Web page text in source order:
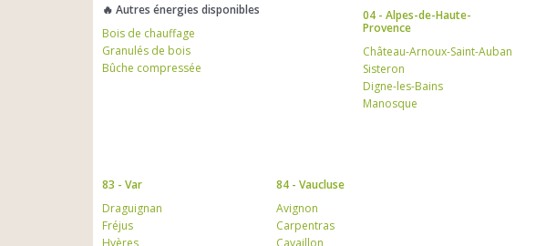
🔥 Autres énergies disponibles
Bois de chauffage
Granulés de bois
Bûche compressée
04 - Alpes-de-Haute-
Provence
Château-Arnoux-Saint-Auban
Sisteron
Digne-les-Bains
Manosque
83 - Var
Draguignan
Fréjus
84 - Vaucluse
Avignon
Carpentras